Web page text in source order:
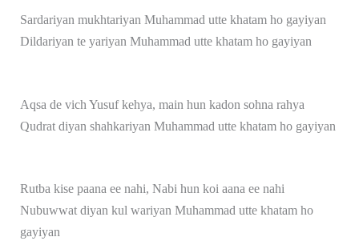
Sardariyan mukhtariyan Muhammad utte khatam ho gayiyan
Dildariyan te yariyan Muhammad utte khatam ho gayiyan
Aqsa de vich Yusuf kehya, main hun kadon sohna rahya
Qudrat diyan shahkariyan Muhammad utte khatam ho gayiyan
Rutba kise paana ee nahi, Nabi hun koi aana ee nahi
Nubuwwat diyan kul wariyan Muhammad utte khatam ho
gayiyan